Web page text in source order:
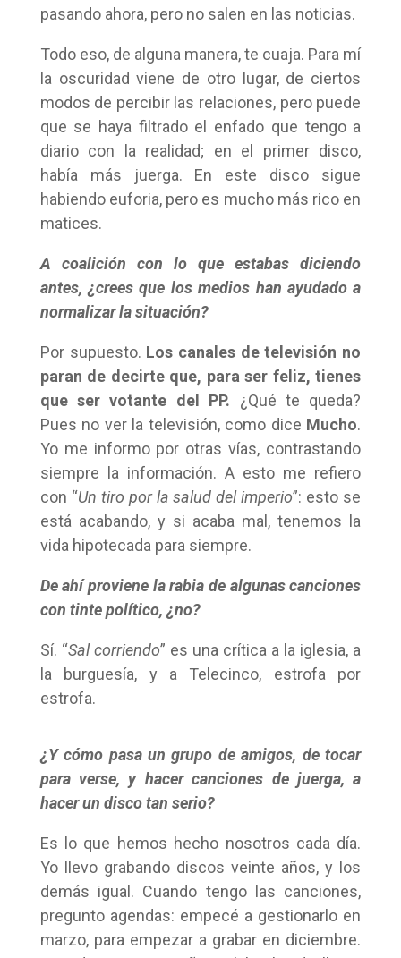
pasando ahora, pero no salen en las noticias.
Todo eso, de alguna manera, te cuaja. Para mí
la oscuridad viene de otro lugar, de ciertos
modos de percibir las relaciones, pero puede
que se haya filtrado el enfado que tengo a
diario con la realidad; en el primer disco,
había más juerga. En este disco sigue
habiendo euforia, pero es mucho más rico en
matices.
A coalición con lo que estabas diciendo
antes, ¿crees que los medios han ayudado a
normalizar la situación?
Por supuesto. Los canales de televisión no
paran de decirte que, para ser feliz, tienes
que ser votante del PP. ¿Qué te queda?
Pues no ver la televisión, como dice Mucho.
Yo me informo por otras vías, contrastando
siempre la información. A esto me refiero
con “Un tiro por la salud del imperio”: esto se
está acabando, y si acaba mal, tenemos la
vida hipotecada para siempre.
De ahí proviene la rabia de algunas canciones
con tinte político, ¿no?
Sí. “Sal corriendo” es una crítica a la iglesia, a
la burguesía, y a Telecinco, estrofa por
estrofa.
¿Y cómo pasa un grupo de amigos, de tocar
para verse, y hacer canciones de juerga, a
hacer un disco tan serio?
Es lo que hemos hecho nosotros cada día.
Yo llevo grabando discos veinte años, y los
demás igual. Cuando tengo las canciones,
pregunto agendas: empecé a gestionarlo en
marzo, para empezar a grabar en diciembre.